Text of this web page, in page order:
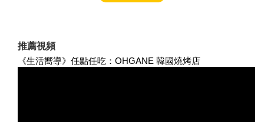
推薦視頻
《生活嚮導》任點任吃：OHGANE 韓國燒烤店